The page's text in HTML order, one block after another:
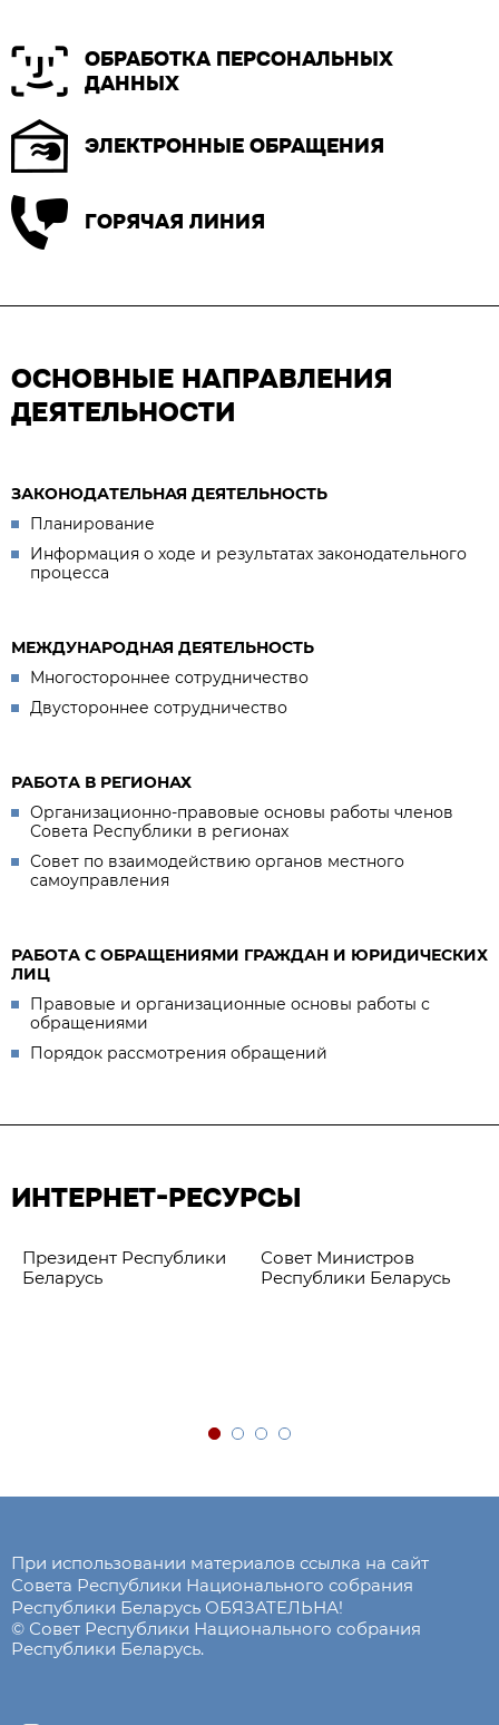
ОБРАБОТКА ПЕРСОНАЛЬНЫХ
ДАННЫХ
ЭЛЕКТРОННЫЕ ОБРАЩЕНИЯ
ГОРЯЧАЯ ЛИНИЯ
ОСНОВНЫЕ НАПРАВЛЕНИЯ
ДЕЯТЕЛЬНОСТИ
ЗАКОНОДАТЕЛЬНАЯ ДЕЯТЕЛЬНОСТЬ
Планирование
Информация о ходе и результатах законодательного
процесса
МЕЖДУНАРОДНАЯ ДЕЯТЕЛЬНОСТЬ
Многостороннее сотрудничество
Двустороннее сотрудничество
РАБОТА В РЕГИОНАХ
Организационно-правовые основы работы членов
Совета Республики в регионах
Совет по взаимодействию органов местного
самоуправления
РАБОТА С ОБРАЩЕНИЯМИ ГРАЖДАН И ЮРИДИЧЕСКИХ
ЛИЦ
Правовые и организационные основы работы с
обращениями
Порядок рассмотрения обращений
ИНТЕРНЕТ-РЕСУРСЫ
Президент Республики
Беларусь
Совет Министров
Республики Беларусь
При использовании материалов ссылка на сайт
Совета Республики Национального собрания
Республики Беларусь ОБЯЗАТЕЛЬНА!
© Совет Республики Национального собрания
Республики Беларусь.